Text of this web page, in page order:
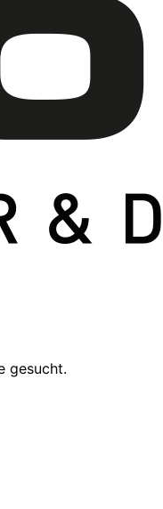
gesucht.